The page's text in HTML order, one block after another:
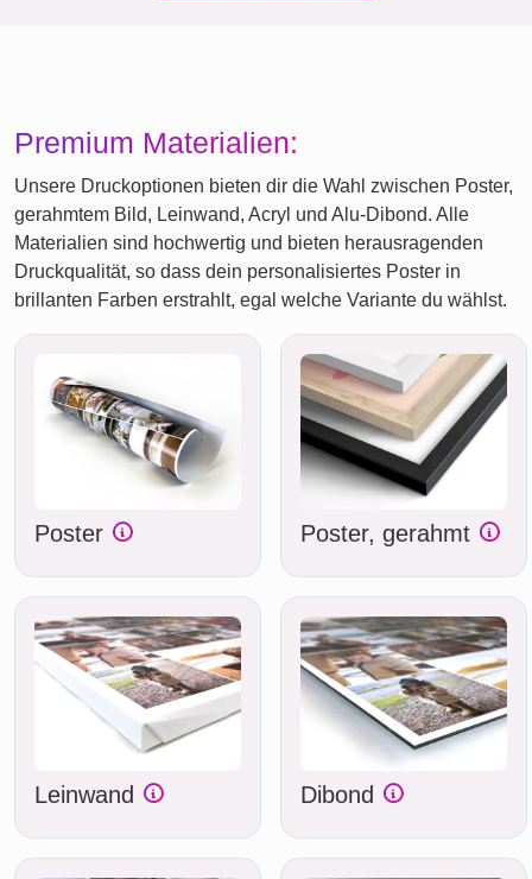
Premium Materialien:
Unsere Druckoptionen bieten dir die Wahl zwischen Poster,
gerahmtem Bild, Leinwand, Acryl und Alu-Dibond. Alle
Materialien sind hochwertig und bieten herausragenden
Druckqualität, so dass dein personalisiertes Poster in
brillanten Farben erstrahlt, egal welche Variante du wählst.
Poster Poster, gerahmt
Leinwand Dibond